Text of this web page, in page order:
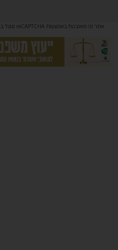
אתר זה מאובטח באמצעות reCAPTCHA וגוגל בכפוף